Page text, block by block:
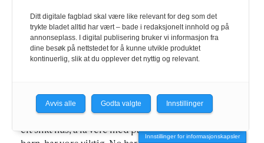
Det har også i alle år vore eit aktivt teaterlag på Ål,
Leveld Teaterlag. Da eg var ungdom, var det masse å
vere med på. Teaterlaget har vore ein av grunnane til
Ål har òg mange festivalar, ein levande kulturskule
og eit flott kulturhus. Det å kjenne at ein er heime i
eit slikt hus, å få vere med på produksjonar frå ein er
Innstillinger for informasjonskapsler
Ditt digitale fagblad skal være like relevant for deg som det
trykte bladet alltid har vært – bade i redaksjonelt innhold og på
annonseplass. I digital publisering bruker vi informasjon fra
dine besøk på nettstedet for å kunne utvikle produktet
kontinuerlig, slik at du opplever det nyttig og relevant.
Avvis alle Godta valgte Innstillinger